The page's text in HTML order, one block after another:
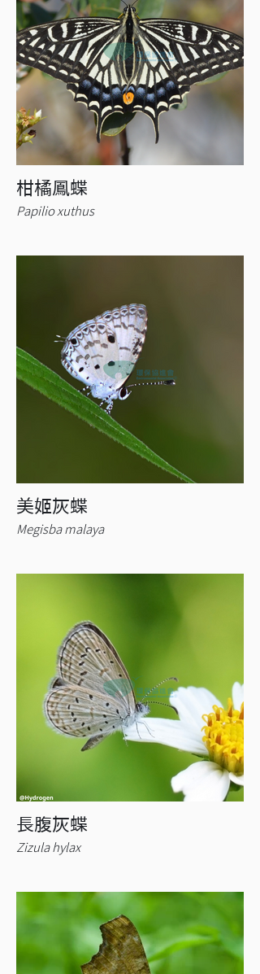
柑橘鳳蝶
Papilio xuthus
美姬灰蝶
Megisba malaya
長腹灰蝶
Zizula hylax